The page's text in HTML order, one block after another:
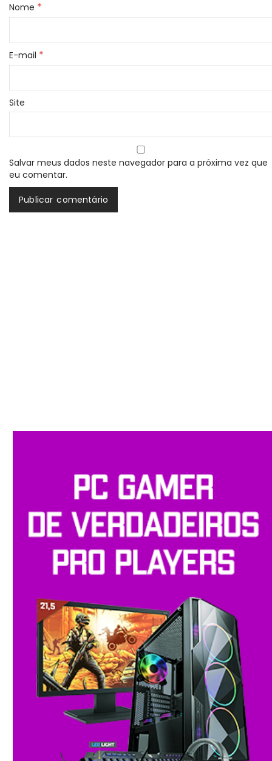
Nome *
E-mail *
Site
Salvar meus dados neste navegador para a próxima vez que
eu comentar.